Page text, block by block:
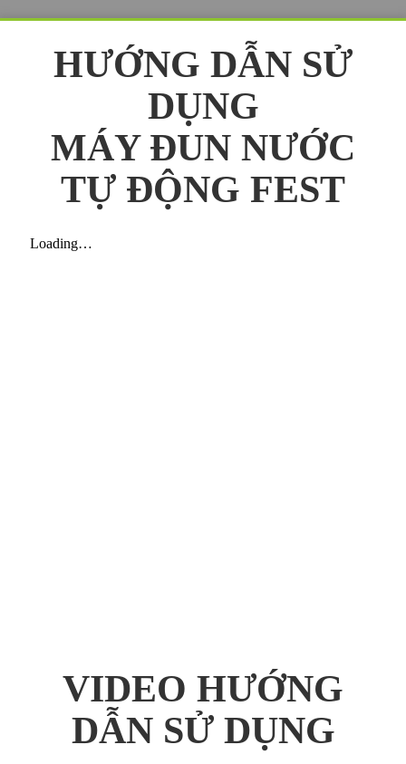
HƯỚNG DẪN SỬ
DỤNG
MÁY ĐUN NƯỚC
TỰ ĐỘNG FEST
VIDEO HƯỚNG
DẪN SỬ DỤNG